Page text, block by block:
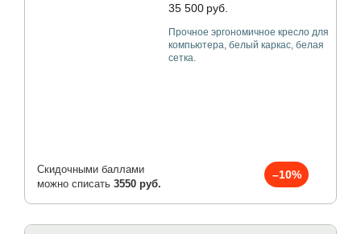
35 500 руб.
Прочное эргономичное кресло для
компьютера, белый каркас, белая
сетка.
Скидочными баллами
можно списать 3550 руб.
–10%